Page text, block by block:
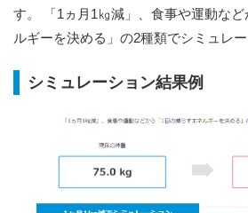
す。 「1ヵ月1㎏減」、食事や運動な
ルギーを決める」の2種類でシミュレー
シミュレーション結果例